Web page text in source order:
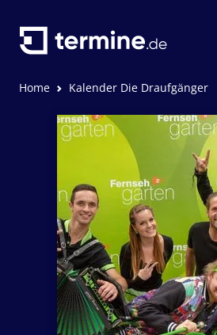
Home Kalender Die Draufgänger